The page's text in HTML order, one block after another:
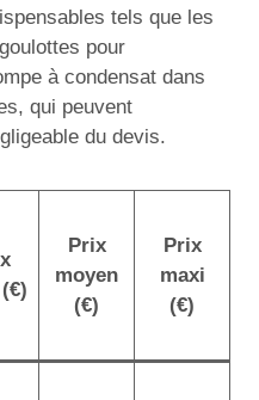
tels que les
pour
à condensat dans
qui peuvent
du devis.
Prix
moyen
(€)
Prix
maxi
(€)